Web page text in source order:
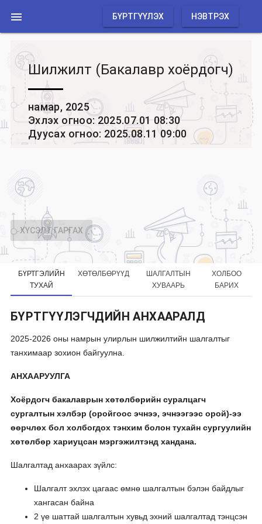
 БҮРТГҮҮЛЭХ НЭВТРЭХ
Шилжилт (Бакалавр хоёрдогч)
намар, 2025
Эхлэх огноо: 2025.07.01 08:30
Дуусах огноо: 2025.08.11 09:00
ХҮСЭЛТ ГАРГАХ
БҮРТГЭЛИЙН
ТУХАЙ
ХӨТӨЛБӨРҮҮД
ШАЛГАЛТЫН
ХУВААРЬ
ХОЛБОО
БАРИХ
БҮРТГҮҮЛЭГЧДИЙН АНХААРАЛД
2025-2026 оны намрын улирлын шилжилтийн шалгалтыг
танхимаар зохион байгуулна.
АНХААРУУЛГА
Хоёрдогч бакалаврын хөтөлбөрийн суралцагч
сургалтын хэлбэр (оройгоос эчнээ, эчнээгээс орой)-ээ
өөрчлөх бол холбогдох тэнхим болон тухайн сургуулийн
хөтөлбөр хариуцсан мэргэжилтэнд хандана.
Шалгалтад анхаарах зүйлс:
Шалгалт эхлэх цагаас өмнө шалгалтын бэлэн байдлыг
хангасан байна
2 үе шаттай шалгалтын хувьд эхний шалгалтад тэнцсэн